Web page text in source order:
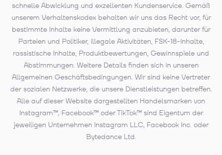
schnelle Abwicklung und exzellenten Kundenservice. Gemäß
unserem Verhaltenskodex behalten wir uns das Recht vor, für
bestimmte Inhalte keine Vermittlung anzubieten, darunter für
Parteien und Politiker, illegale Aktivitäten, FSK-18-Inhalte,
rassistische Inhalte, Produktbewertungen, Gewinnspiele und
Abstimmungen. Weitere Details finden sich in unseren
Allgemeinen Geschäftsbedingungen. Wir sind keine Vertreter
der sozialen Netzwerke, die unsere Dienstleistungen betreffen.
Alle auf dieser Website dargestellten Handelsmarken von
Instagram™, Facebook™ oder TikTok™ sind Eigentum der
jeweiligen Unternehmen Instagram LLC, Facebook Inc. oder
Bytedance Ltd.